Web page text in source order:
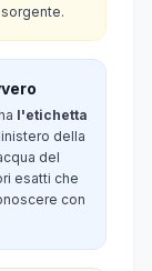
l'etichetta
della
del
esatti che
con